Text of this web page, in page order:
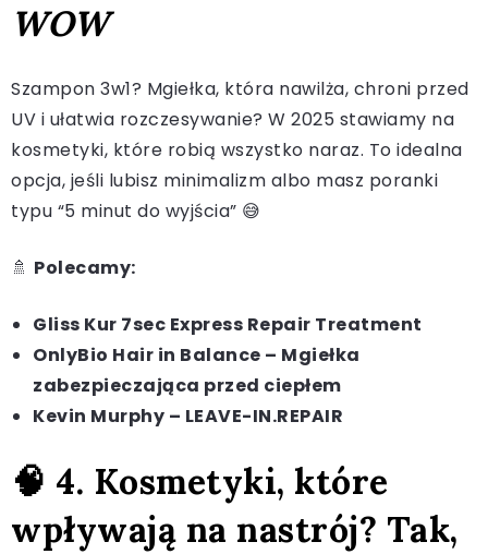
WOW
Szampon 3w1? Mgiełka, która nawilża, chroni przed
UV i ułatwia rozczesywanie? W 2025 stawiamy na
kosmetyki, które robią wszystko naraz. To idealna
opcja, jeśli lubisz minimalizm albo masz poranki
typu “5 minut do wyjścia” 😅
🚿 Polecamy:
Gliss Kur 7sec Express Repair Treatment
OnlyBio Hair in Balance – Mgiełka
zabezpieczająca przed ciepłem
Kevin Murphy – LEAVE-IN.REPAIR
🧠 4. Kosmetyki, które
wpływają na nastrój? Tak,